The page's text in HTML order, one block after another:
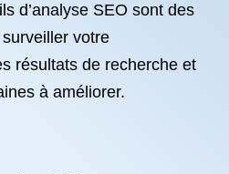
d’analyse SEO sont des
votre
résultats de recherche et
à améliorer.